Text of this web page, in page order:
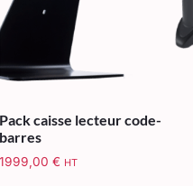
Pack caisse lecteur code-
barres
1999,00 € HT